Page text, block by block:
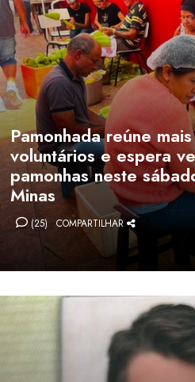
Pamonhada reúne
voluntários e espera
pamonhas neste
Minas
(25) COMPARTILHAR